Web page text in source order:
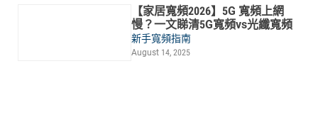
【家居寬頻2026】5G 寬頻上網
慢？一文睇清5G寬頻vs光纖寬頻
新手寬頻指南
August 14, 2025